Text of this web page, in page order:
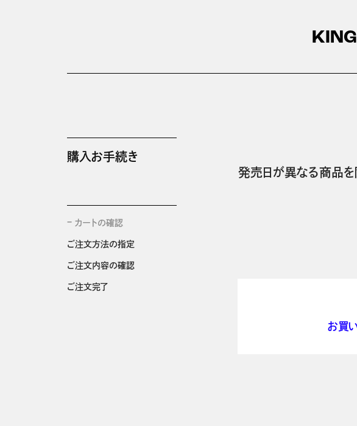
購入お手続き
カートの確認
ご注文方法の指定
ご注文内容の確認
ご注文完了
発売日が異なる商品を
お買